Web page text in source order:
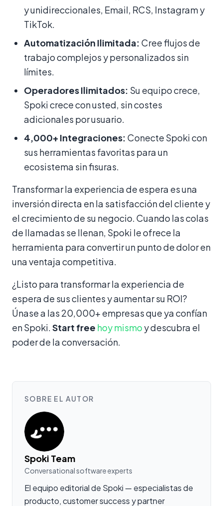
y unidireccionales, Email, RCS, Instagram y
TikTok.
Automatización Ilimitada: Cree flujos de
trabajo complejos y personalizados sin
límites.
Operadores Ilimitados: Su equipo crece,
Spoki crece con usted, sin costes
adicionales por usuario.
4,000+ Integraciones: Conecte Spoki con
sus herramientas favoritas para un
ecosistema sin fisuras.
Transformar la experiencia de espera es una
inversión directa en la satisfacción del cliente y
el crecimiento de su negocio. Cuando las colas
de llamadas se llenan, Spoki le ofrece la
herramienta para convertir un punto de dolor en
una ventaja competitiva.
¿Listo para transformar la experiencia de
espera de sus clientes y aumentar su ROI?
Únase a las 20,000+ empresas que ya confían
en Spoki.Start free hoy mismo y descubra el
poder de la conversación.
SOBRE EL AUTOR
Spoki Team
Conversational software experts
El equipo editorial de Spoki — especialistas de
producto, customer success y partner